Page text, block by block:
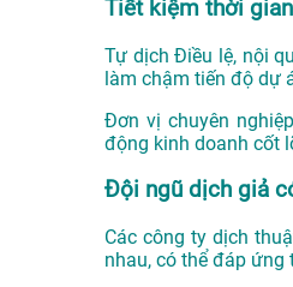
Tiết kiệm thời
Tự dịch Điều lệ, nội
làm chậm tiến độ dự
Đơn vị chuyên
động kinh doanh cốt
Đội ngũ dịch giả
Các công ty dịch
nhau, có thể đáp ứng